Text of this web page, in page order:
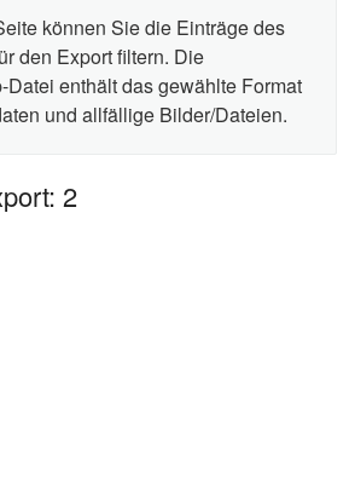
können Sie die Einträge des
den Export filtern. Die
Datei enthält das gewählte Format
und allfällige Bilder/Dateien.
2